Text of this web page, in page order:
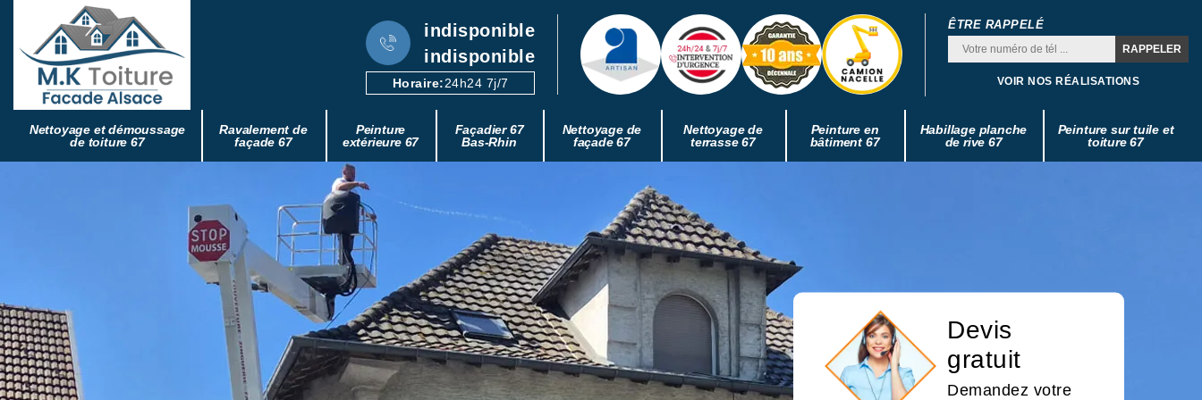
indisponible
indisponible
Horaire:24h24 7j/7
ÊTRE RAPPELÉ
VOIR NOS RÉALISATIONS
Nettoyage et démoussage
de toiture 67
Ravalement de
façade 67
Peinture
extérieure 67
Façadier 67
Bas-Rhin
Nettoyage de
façade 67
Nettoyage de
terrasse 67
Peinture en
bâtiment 67
Habillage planche
de rive 67
Peinture sur tuile et
toiture 67
Devis
gratuit
Demandez votre